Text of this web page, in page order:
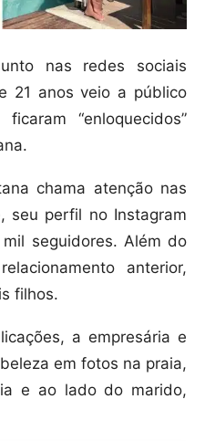
nas redes sociais
21 anos veio a público
“enloquecidos”
chama atenção nas
seu perfil no Instagram
seguidores. Além do
anterior,
filhos.
a empresária e
em fotos na praia,
e ao lado do marido,